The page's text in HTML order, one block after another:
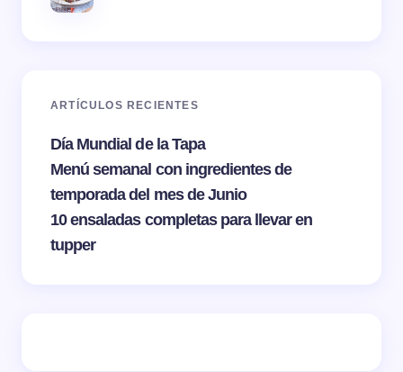
ARTÍCULOS RECIENTES
Día Mundial de la Tapa
Menú semanal con ingredientes de
temporada del mes de Junio
10 ensaladas completas para llevar en
tupper